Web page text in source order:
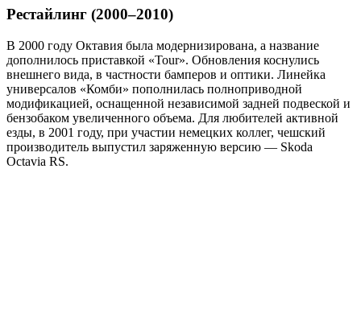
Рестайлинг (2000–2010)
В 2000 году Октавия была модернизирована, а название
дополнилось приставкой «Tour». Обновления коснулись
внешнего вида, в частности бамперов и оптики. Линейка
универсалов «Комби» пополнилась полноприводной
модификацией, оснащенной независимой задней подвеской и
бензобаком увеличенного объема. Для любителей активной
езды, в 2001 году, при участии немецких коллег, чешский
производитель выпустил заряженную версию — Skoda
Octavia RS.